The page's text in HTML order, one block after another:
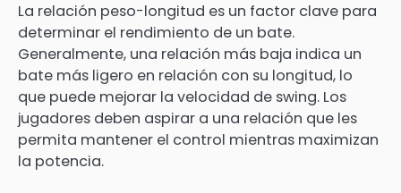
La relación peso-longitud es un factor clave para
determinar el rendimiento de un bate.
Generalmente, una relación más baja indica un
bate más ligero en relación con su longitud, lo
que puede mejorar la velocidad de swing. Los
jugadores deben aspirar a una relación que les
permita mantener el control mientras maximizan
la potencia.